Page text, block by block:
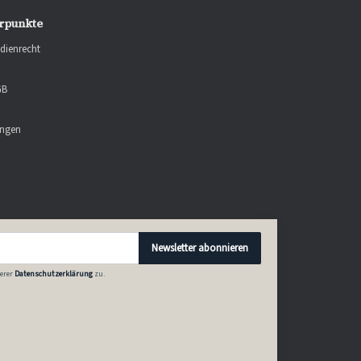
Newsletter abonnieren
Datenschutzerklärung zu.